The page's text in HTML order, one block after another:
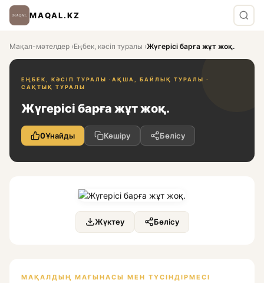
MAQAL.KZ
Мақал-мәтелдер ›Еңбек, кәсіп туралы ›Жүгерісі барға жұт жоқ.
ЕҢБЕК, КӘСІП ТУРАЛЫ · АҚША, БАЙЛЫҚ ТУРАЛЫ ·
САҚТЫҚ ТУРАЛЫ
Жүгерісі барға жұт жоқ.
0Ұнайды Көшіру Бөлісу
Жүктеу Бөлісу
МАҚАЛДЫҢ МАҒЫНАСЫ МЕН ТҮСІНДІРМЕСІ